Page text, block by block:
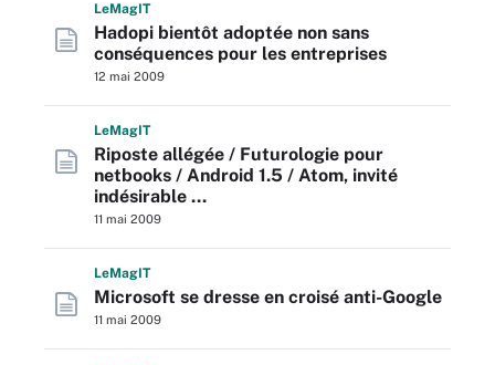
LeMagIT
Hadopi bientôt adoptée non sans
conséquences pour les entreprises
12 mai 2009
LeMagIT
Riposte allégée / Futurologie pour
netbooks / Android 1.5 / Atom, invité
indésirable …
11 mai 2009
LeMagIT
Microsoft se dresse en croisé anti-Google
11 mai 2009